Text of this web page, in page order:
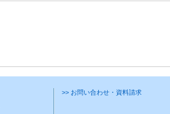
>> お問い合わせ・資料請求